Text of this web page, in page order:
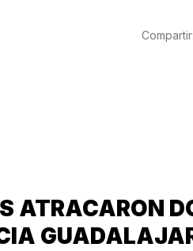
Compartir:
ATRACARON